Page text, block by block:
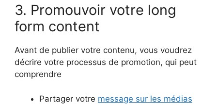
3. Promouvoir votre long
form content
Avant de publier votre contenu, vous voudrez
décrire votre processus de promotion, qui peut
comprendre
Partager votre message sur les médias